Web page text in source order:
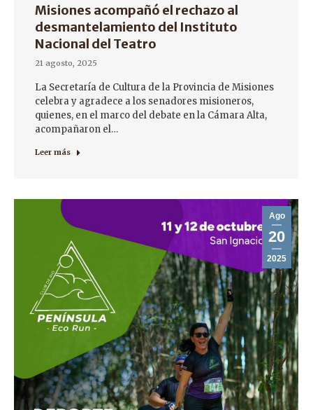
Misiones acompañó el rechazo al
desmantelamiento del Instituto
Nacional del Teatro
21 agosto, 2025
La Secretaría de Cultura de la Provincia de Misiones
celebra y agradece a los senadores misioneros,
quienes, en el marco del debate en la Cámara Alta,
acompañaron el…
Leer más
Ago
20
2025